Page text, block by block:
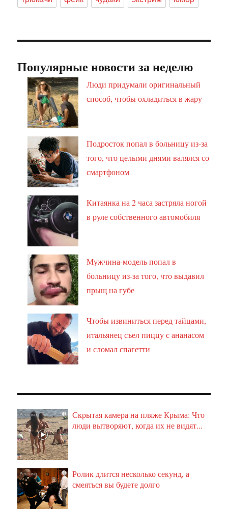
Популярные новости за неделю
Люди придумали оригинальный
способ, чтобы охладиться в жару
Подросток попал в больницу из-за
того, что целыми днями валялся со
смартфоном
Китаянка на 2 часа застряла ногой
в руле собственного автомобиля
Мужчина-модель попал в
больницу из-за того, что выдавил
прыщ на губе
Чтобы извиниться перед тайцами,
итальянец съел пиццу с ананасом
и сломал спагетти
i
Скрытая камера на пляже Крыма: Что
люди вытворяют, когда их не видят...
i
Ролик длится несколько секунд, а
смеяться вы будете долго